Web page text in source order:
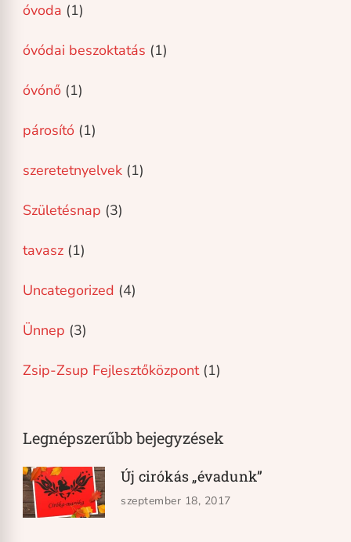
óvoda (1)
óvódai beszoktatás (1)
óvónő (1)
párosító (1)
szeretetnyelvek (1)
Születésnap (3)
tavasz (1)
Uncategorized (4)
Ünnep (3)
Zsip-Zsup Fejlesztőközpont(1)
Legnépszerűbb bejegyzések
Új cirókás „évadunk”
szeptember 18, 2017